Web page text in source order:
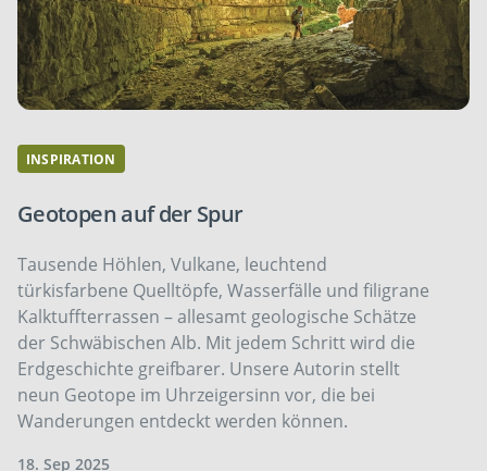
INSPIRATION
Geotopen auf der Spur
Tausende Höhlen, Vulkane, leuchtend
türkisfarbene Quelltöpfe, Wasserfälle und filigrane
Kalktuff­terrassen – allesamt geologische Schätze
der Schwäbischen Alb. Mit jedem Schritt wird die
Erdgeschichte greifbarer. Unsere Autorin stellt
neun Geotope im Uhrzeigersinn vor, die bei
Wanderungen entdeckt werden können.
18. Sep 2025